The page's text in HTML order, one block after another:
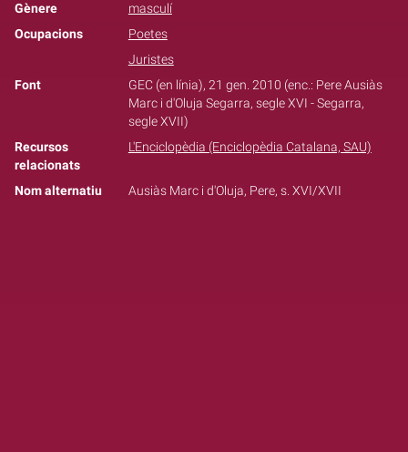
Gènere
masculí
Ocupacions
Poetes
Juristes
Font
GEC (en línia), 21 gen. 2010 (enc.: Pere Ausiàs
Marc i d'Oluja Segarra, segle XVI - Segarra,
segle XVII)
Recursos
relacionats
L'Enciclopèdia (Enciclopèdia Catalana, SAU)
Nom alternatiu Ausiàs Marc i d'Oluja, Pere, s. XVI/XVII